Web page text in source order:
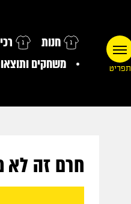
תפריט
חנות
משחקים
חרם זה לא